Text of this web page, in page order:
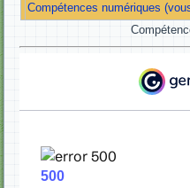
Compétences numériques